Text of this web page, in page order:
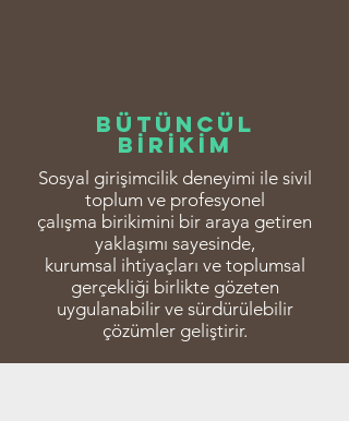
Bütüncül
Bİrİkİm
Sosyal girişimcilik deneyimi ile sivil
toplum ve profesyonel
çalışma birikimini bir araya getiren
yaklaşımı sayesinde,
kurumsal ihtiyaçları ve toplumsal
gerçekliği birlikte gözeten
uygulanabilir ve sürdürülebilir
çözümler geliştirir.